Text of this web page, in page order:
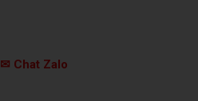
✉ Chat Zalo